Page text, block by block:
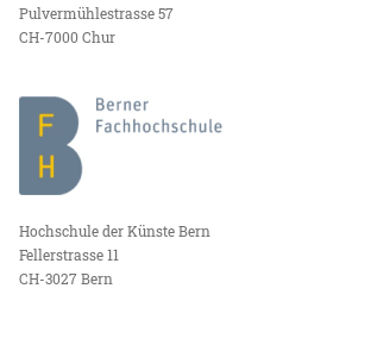
Pulvermühlestrasse 57
CH-7000 Chur
Hochschule der Künste Bern
Fellerstrasse 11
CH-3027 Bern